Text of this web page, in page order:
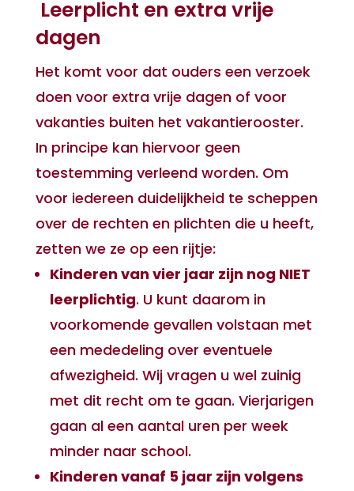
Leerplicht en extra vrije
dagen
Het komt voor dat ouders een verzoek
doen voor extra vrije dagen of voor
vakanties buiten het vakantierooster.
In principe kan hiervoor geen
toestemming verleend worden. Om
voor iedereen duidelijkheid te scheppen
over de rechten en plichten die u heeft,
zetten we ze op een rijtje:
Kinderen van vier jaar zijn nog NIET
leerplichtig. U kunt daarom in
voorkomende gevallen volstaan met
een mededeling over eventuele
afwezigheid. Wij vragen u wel zuinig
met dit recht om te gaan. Vierjarigen
gaan al een aantal uren per week
minder naar school.
Kinderen vanaf 5 jaar zijn volgens